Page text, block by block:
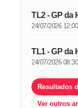
TL2 - GP da
24/07/2026 12:00
TL1 - GP da
24/07/2026 08:30
Resultados
Ver outros